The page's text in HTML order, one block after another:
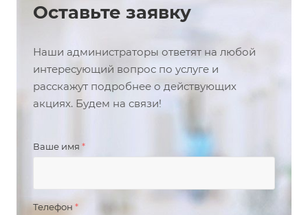
Оставьте заявку
Наши администраторы ответят на любой
интересующий вопрос по услуге и
расскажут подробнее о действующих
акциях. Будем на связи!
Ваше имя *
Телефон *